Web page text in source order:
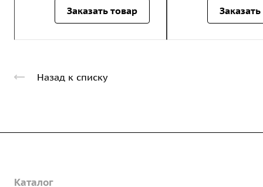
Заказать товар
Назад к списку
О предприятии
Каталог